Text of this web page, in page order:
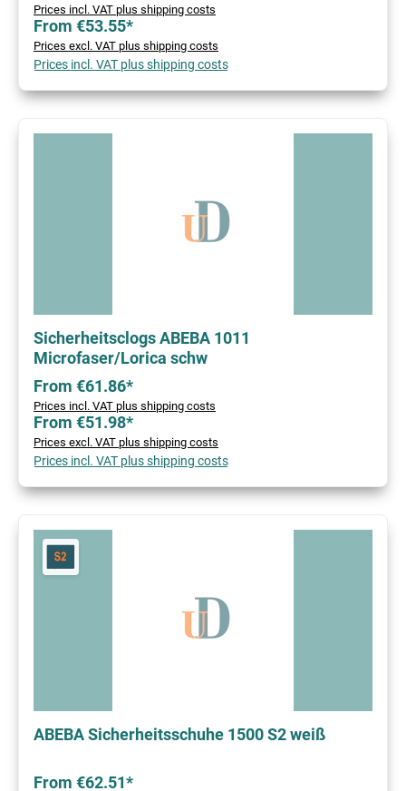
Prices incl. VAT plus shipping costs
From €53.55*
Prices excl. VAT plus shipping costs
Prices incl. VAT plus shipping costs
Sicherheitsclogs ABEBA 1011
Microfaser/Lorica schw
From €61.86*
Prices incl. VAT plus shipping costs
From €51.98*
Prices excl. VAT plus shipping costs
Prices incl. VAT plus shipping costs
ABEBA Sicherheitsschuhe 1500 S2 weiß
From €62.51*